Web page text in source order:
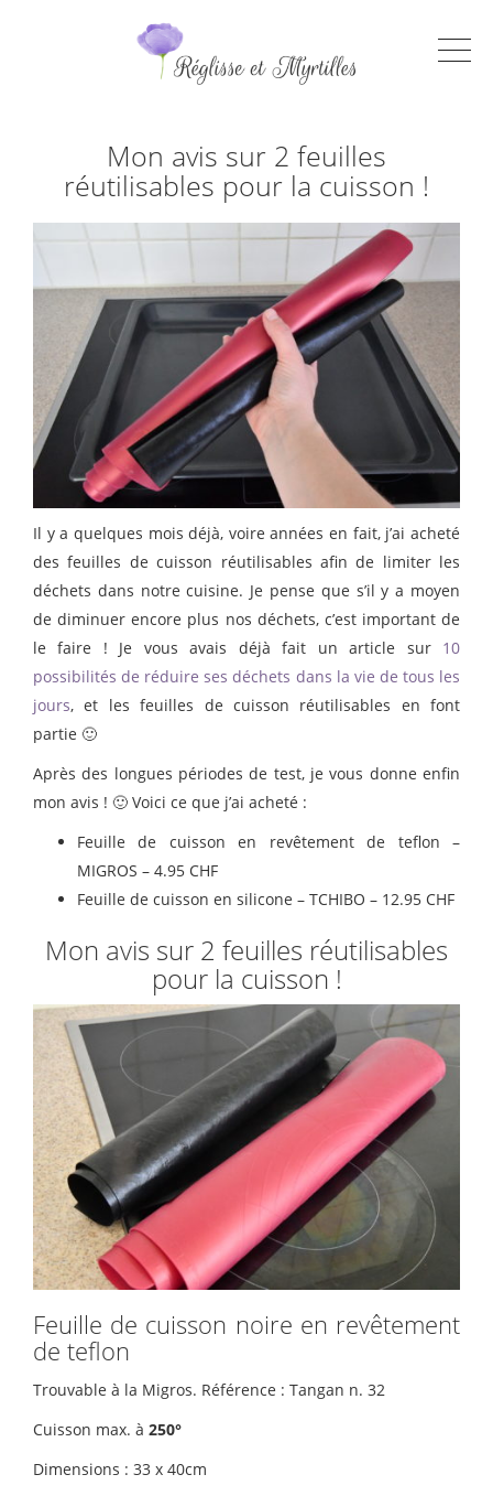
Mon avis sur 2 feuilles
réutilisables pour la cuisson !
Il y a quelques mois déjà, voire années en fait, j’ai acheté
des feuilles de cuisson réutilisables afin de limiter les
déchets dans notre cuisine. Je pense que s’il y a moyen
de diminuer encore plus nos déchets, c’est important de
le faire ! Je vous avais déjà fait un article sur 10
possibilités de réduire ses déchets dans la vie de tous les
jours, et les feuilles de cuisson réutilisables en font
partie 🙂
Après des longues périodes de test, je vous donne enfin
mon avis ! 🙂 Voici ce que j’ai acheté :
Feuille de cuisson en revêtement de teflon –
MIGROS – 4.95 CHF
Feuille de cuisson en silicone – TCHIBO – 12.95 CHF
Mon avis sur 2 feuilles réutilisables
pour la cuisson !
Feuille de cuisson noire en revêtement
de teflon
Trouvable à la Migros. Référence : Tangan n. 32
Cuisson max. à 250°
Dimensions : 33 x 40cm